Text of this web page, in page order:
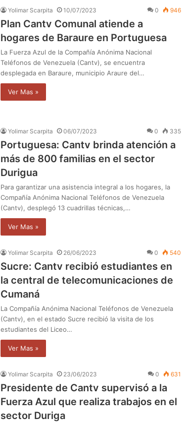
Yolimar Scarpita 10/07/2023 0 946
Plan Cantv Comunal atiende a
hogares de Baraure en Portuguesa
La Fuerza Azul de la Compañía Anónima Nacional
Teléfonos de Venezuela (Cantv), se encuentra
desplegada en Baraure, municipio Araure del…
Ver Mas »
Yolimar Scarpita 06/07/2023 0 335
Portuguesa: Cantv brinda atención a
más de 800 familias en el sector
Durigua
Para garantizar una asistencia integral a los hogares, la
Compañía Anónima Nacional Teléfonos de Venezuela
(Cantv), desplegó 13 cuadrillas técnicas,…
Ver Mas »
Yolimar Scarpita 26/06/2023 0 540
Sucre: Cantv recibió estudiantes en
la central de telecomunicaciones de
Cumaná
La Compañía Anónima Nacional Teléfonos de Venezuela
(Cantv), en el estado Sucre recibió la visita de los
estudiantes del Liceo…
Ver Mas »
Yolimar Scarpita 23/06/2023 0 631
Presidente de Cantv supervisó a la
Fuerza Azul que realiza trabajos en el
sector Duriga